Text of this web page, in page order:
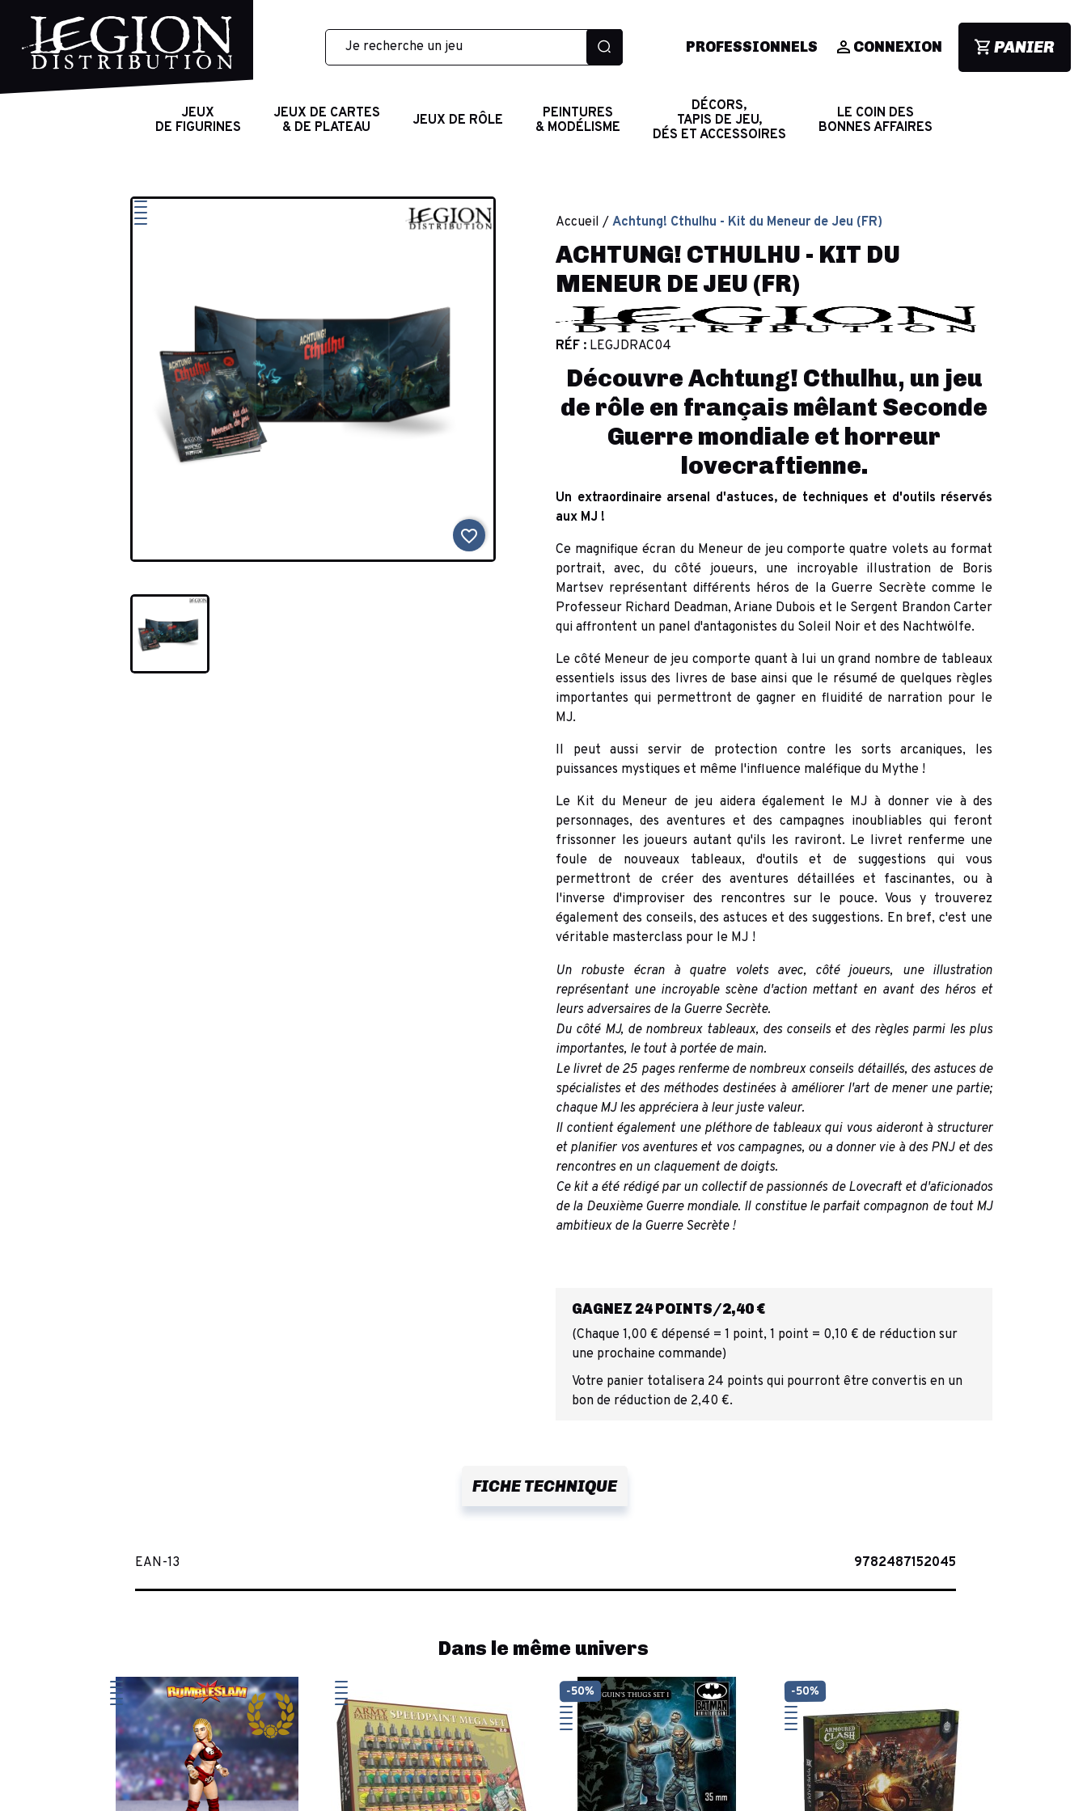
PROFESSIONNELS CONNEXION PANIER
JEUX
DE FIGURINES
JEUX DE CARTES
& DE PLATEAU
JEUX DE RÔLE
PEINTURES
& MODÉLISME
DÉCORS,
TAPIS DE JEU,
DÉS ET ACCESSOIRES
LE COIN DES
BONNES AFFAIRES
favorite_border
Accueil Achtung! Cthulhu - Kit du Meneur de Jeu (FR)
ACHTUNG! CTHULHU - KIT DU
MENEUR DE JEU (FR)
RÉF : LEGJDRAC04
Découvre Achtung! Cthulhu, un jeu
de rôle en français mêlant Seconde
Guerre mondiale et horreur
lovecraftienne.
Un extraordinaire arsenal d'astuces, de techniques et d'outils réservés
aux MJ !
Ce magnifique écran du Meneur de jeu comporte quatre volets au format
portrait, avec, du côté joueurs, une incroyable illustration de Boris
Martsev représentant différents héros de la Guerre Secrète comme le
Professeur Richard Deadman, Ariane Dubois et le Sergent Brandon Carter
qui affrontent un panel d'antagonistes du Soleil Noir et des Nachtwölfe.
Le côté Meneur de jeu comporte quant à lui un grand nombre de tableaux
essentiels issus des livres de base ainsi que le résumé de quelques règles
importantes qui permettront de gagner en fluidité de narration pour le
MJ.
Il peut aussi servir de protection contre les sorts arcaniques, les
puissances mystiques et même l'influence maléfique du Mythe !
Le Kit du Meneur de jeu aidera également le MJ à donner vie à des
personnages, des aventures et des campagnes inoubliables qui feront
frissonner les joueurs autant qu'ils les raviront. Le livret renferme une
foule de nouveaux tableaux, d'outils et de suggestions qui vous
permettront de créer des aventures détaillées et fascinantes, ou à
l'inverse d'improviser des rencontres sur le pouce. Vous y trouverez
également des conseils, des astuces et des suggestions. En bref, c'est une
véritable masterclass pour le MJ !
Un robuste écran à quatre volets avec, côté joueurs, une illustration
représentant une incroyable scène d'action mettant en avant des héros et
leurs adversaires de la Guerre Secrète.
Du côté MJ, de nombreux tableaux, des conseils et des règles parmi les plus
importantes, le tout à portée de main.
Le livret de 25 pages renferme de nombreux conseils détaillés, des astuces de
spécialistes et des méthodes destinées à améliorer l'art de mener une partie;
chaque MJ les appréciera à leur juste valeur.
Il contient également une pléthore de tableaux qui vous aideront à structurer
et planifier vos aventures et vos campagnes, ou a donner vie à des PNJ et des
rencontres en un claquement de doigts.
Ce kit a été rédigé par un collectif de passionnés de Lovecraft et d'aficionados
de la Deuxième Guerre mondiale. Il constitue le parfait compagnon de tout MJ
ambitieux de la Guerre Secrète !
GAGNEZ 24 POINTS/2,40 €
(Chaque 1,00 € dépensé = 1 point, 1 point = 0,10 € de réduction sur
une prochaine commande)
Votre panier totalisera 24 points qui pourront être convertis en un
bon de réduction de 2,40 €.
FICHE TECHNIQUE
EAN-13 9782487152045
Dans le même univers
-50% -50%